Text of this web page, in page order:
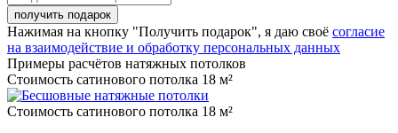
Нажимая на кнопку "Получить подарок", я даю своё согласие
на взаимодействие и обработку персональных данных
Примеры расчётов натяжных потолков
Стоимость сатинового потолка 18 м²
Стоимость сатинового потолка 18 м²